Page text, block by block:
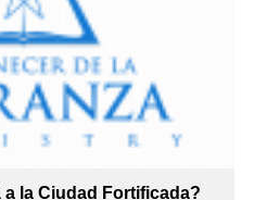
a la Ciudad Fortificada?